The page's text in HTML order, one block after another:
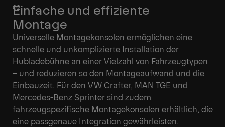
Einfache und effiziente
Montage
Universelle Montagekonsolen ermöglichen eine
schnelle und unkomplizierte Installation der
Hubladebühne an einer Vielzahl von Fahrzeugtypen
– und reduzieren so den Montageaufwand und die
Einbauzeit. Für den VW Crafter, MAN TGE und
Mercedes-Benz Sprinter sind zudem
fahrzeugspezifische Montagekonsolen erhältlich, die
eine passgenaue Integration gewährleisten.